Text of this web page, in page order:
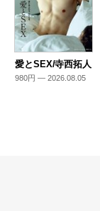
愛とSEX/寺西拓人
980円 — 2026.08.05